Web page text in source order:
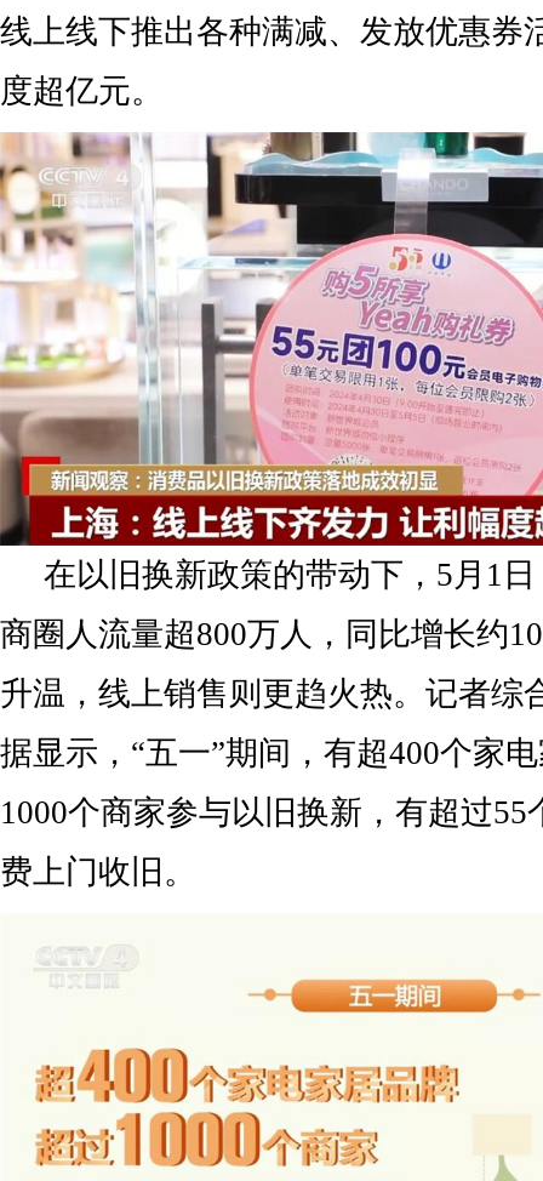
线上线下推出各种满减、发放优惠券
度超亿元。
在以旧换新政策的带动下，5月1
商圈人流量超800万人，同比增长约
升温，线上销售则更趋火热。记者综
据显示，“五一”期间，有超400个家
1000个商家参与以旧换新，有超过55
费上门收旧。